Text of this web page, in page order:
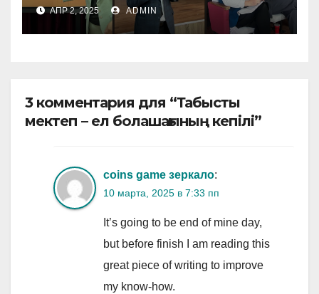
АПР 2, 2025 ADMIN
3 комментария для “Табысты
мектеп – ел болашағының кепілі”
coins game зеркало:
10 марта, 2025 в 7:33 пп
It’s going to be end of mine day,
but before finish I am reading this
great piece of writing to improve
my know-how.